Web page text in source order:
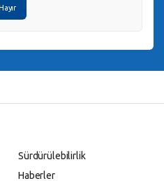
Sürdürülebilirlik
Haberler